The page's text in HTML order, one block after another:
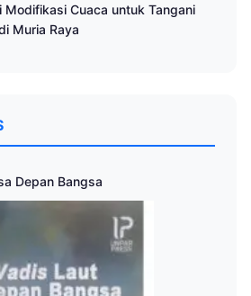
Modifikasi Cuaca untuk Tangani
Muria Raya
Depan Bangsa